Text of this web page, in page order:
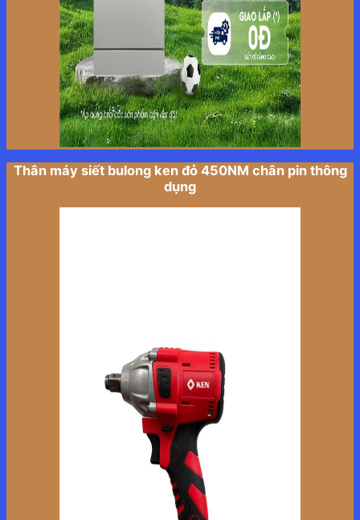
Thân máy siết bulong ken đỏ 450NM chân pin thông
dụng